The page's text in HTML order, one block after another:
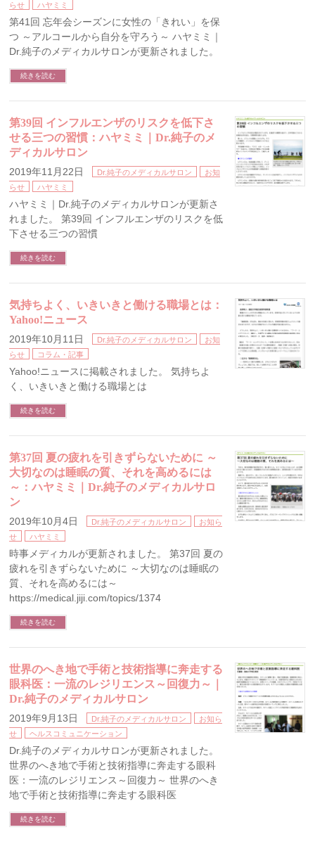
らせ
ハヤミミ
第41回 忘年会シーズンに女性の「きれい」を保
つ ～アルコールから自分を守ろう～ ハヤミミ｜
Dr.純子のメディカルサロンが更新されました。
続きを読む
第39回 インフルエンザのリスクを低下さ
せる三つの習慣：ハヤミミ｜Dr.純子のメ
ディカルサロン
2019年11月22日 Dr.純子のメディカルサロン
お知
らせ
ハヤミミ
ハヤミミ｜Dr.純子のメディカルサロンが更新さ
れました。 第39回 インフルエンザのリスクを低
下させる三つの習慣
続きを読む
気持ちよく、いきいきと働ける職場とは：
Yahoo!ニュース
2019年10月11日 Dr.純子のメディカルサロン
お知
らせ
コラム・記事
Yahoo!ニュースに掲載されました。 気持ちよ
く、いきいきと働ける職場とは
続きを読む
第37回 夏の疲れを引きずらないために ～
大切なのは睡眠の質、それを高めるには
～：ハヤミミ｜Dr.純子のメディカルサロ
ン
2019年10月4日 Dr.純子のメディカルサロン
お知ら
せ
ハヤミミ
時事メディカルが更新されました。 第37回 夏の
疲れを引きずらないために ～大切なのは睡眠の
質、それを高めるには～
https://medical.jiji.com/topics/1374
続きを読む
世界のへき地で手術と技術指導に奔走する
眼科医：一流のレジリエンス～回復力～｜
Dr.純子のメディカルサロン
2019年9月13日 Dr.純子のメディカルサロン
お知ら
せ
ヘルスコミュニケーション
Dr.純子のメディカルサロンが更新されました。
世界のへき地で手術と技術指導に奔走する眼科
医：一流のレジリエンス～回復力～ 世界のへき
地で手術と技術指導に奔走する眼科医
続きを読む